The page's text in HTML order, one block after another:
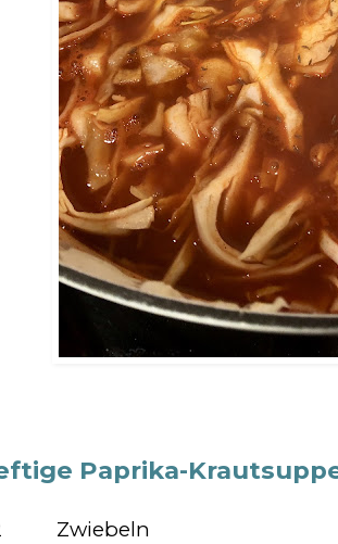
Paprika-
Zwiebeln